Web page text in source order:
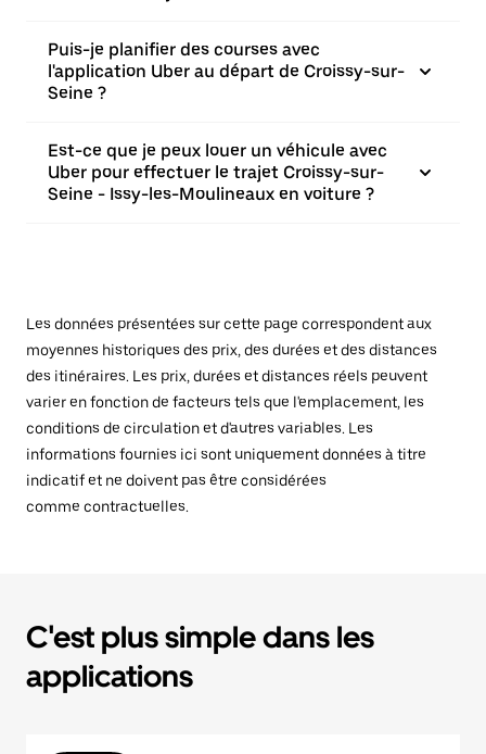
Puis-je planifier des courses avec
l'application Uber au départ de Croissy-sur-
Seine ?
Est-ce que je peux louer un véhicule avec
Uber pour effectuer le trajet Croissy-sur-
Seine - Issy-les-Moulineaux en voiture ?
Les données présentées sur cette page correspondent aux
moyennes historiques des prix, des durées et des distances
des itinéraires. Les prix, durées et distances réels peuvent
varier en fonction de facteurs tels que l'emplacement, les
conditions de circulation et d'autres variables. Les
informations fournies ici sont uniquement données à titre
indicatif et ne doivent pas être considérées
comme contractuelles.
C'est plus simple dans les
applications